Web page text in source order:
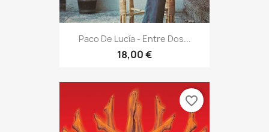
Paco De Lucía - Entre Dos...
18,00 €
favorite_border